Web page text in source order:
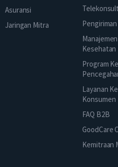
Asuransi
Jaringan Mitra
Manajemen
Kesehatan
Program
Layanan
Konsumen
FAQ B2B
GoodCare
Kemitraan